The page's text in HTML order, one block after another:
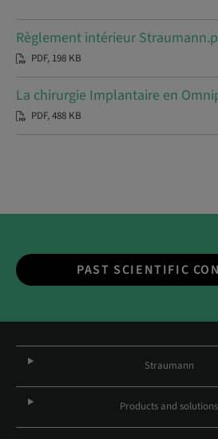
Règlement intérieur
PDF, 198 KB
La chirurgie Implantaire en
PDF, 488 KB
PAST SCIENTIFIC
Straumann
Products and solutions